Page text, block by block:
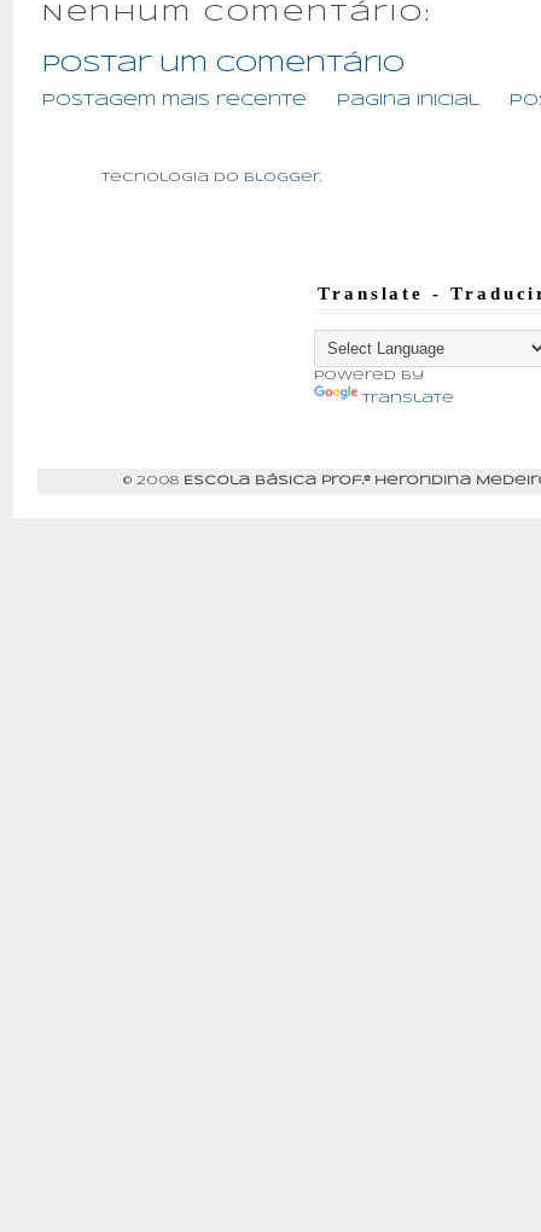
Nenhum comentário:
Postar um comentário
Postagem mais recente Página inicial
Tecnologia do Blogger.
Translate -
Powered by
Translate
© 2008 Escola Básica Prof.ª Herondina